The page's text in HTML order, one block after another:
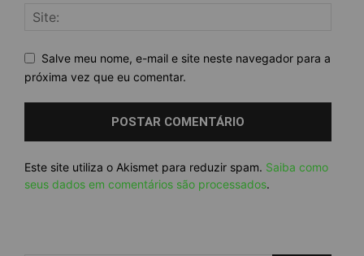
Salve meu nome, e-mail e site neste navegador para a
próxima vez que eu comentar.
Este site utiliza o Akismet para reduzir spam. Saiba como
seus dados em comentários são processados.